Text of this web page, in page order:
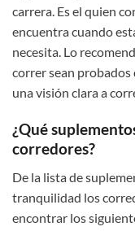
carrera. Es el quien
encuentra cuando
necesita. Lo
correr sean
una visión clara a
¿Qué
corredores?
De la lista de
tranquilidad los
encontrar los